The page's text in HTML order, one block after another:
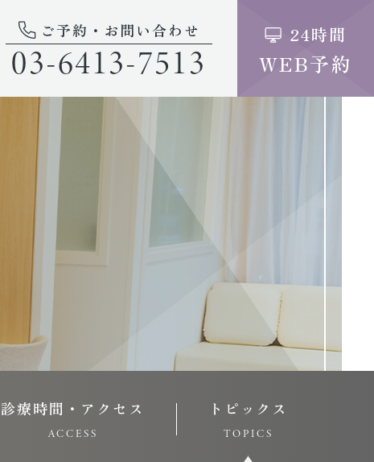
ご予約・お問い合わせ
03-6413-7513
24時間
WEB予約
診療時間・アクセス
ACCESS
トピックス
TOPICS